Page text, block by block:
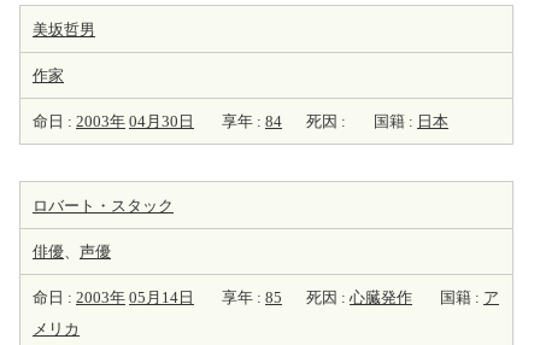
美坂哲男
作家
命日 : 2003年 04月30日 享年 : 84 死因 : 国籍 : 日本
ロバート・スタック
俳優、 声優
命日 : 2003年 05月14日 享年 : 85 死因 : 心臓発作 国籍 : ア
メリカ